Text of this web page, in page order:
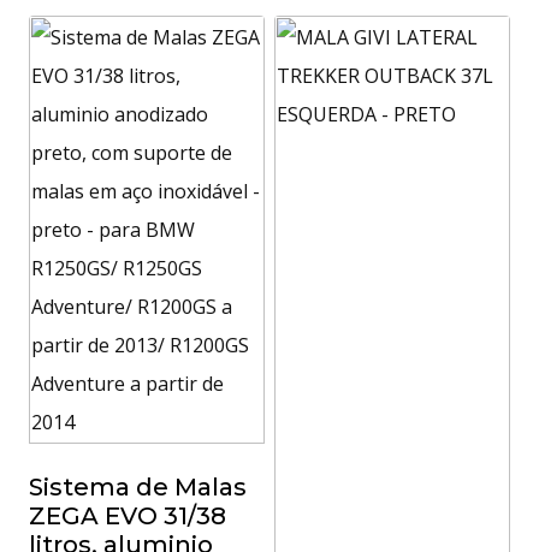
Sistema de Malas
ZEGA EVO 31/38
litros, aluminio